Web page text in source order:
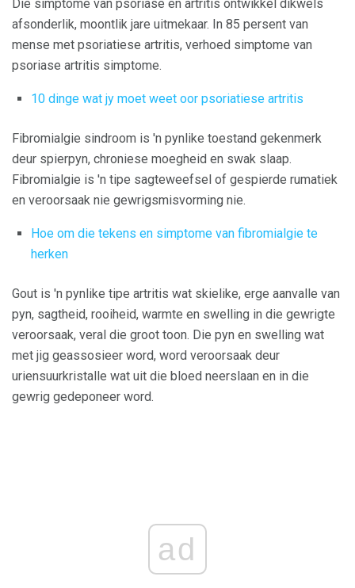
Die simptome van psoriase en artritis ontwikkel dikwels
afsonderlik, moontlik jare uitmekaar. In 85 persent van
mense met psoriatiese artritis, verhoed simptome van
psoriase artritis simptome.
10 dinge wat jy moet weet oor psoriatiese artritis
Fibromialgie sindroom is 'n pynlike toestand gekenmerk
deur spierpyn, chroniese moegheid en swak slaap.
Fibromialgie is 'n tipe sagteweefsel of gespierde rumatiek
en veroorsaak nie gewrigsmisvorming nie.
Hoe om die tekens en simptome van fibromialgie te
herken
Gout is 'n pynlike tipe artritis wat skielike, erge aanvalle van
pyn, sagtheid, rooiheid, warmte en swelling in die gewrigte
veroorsaak, veral die groot toon. Die pyn en swelling wat
met jig geassosieer word, word veroorsaak deur
uriensuurkristalle wat uit die bloed neerslaan en in die
gewrig gedeponeer word.
ad